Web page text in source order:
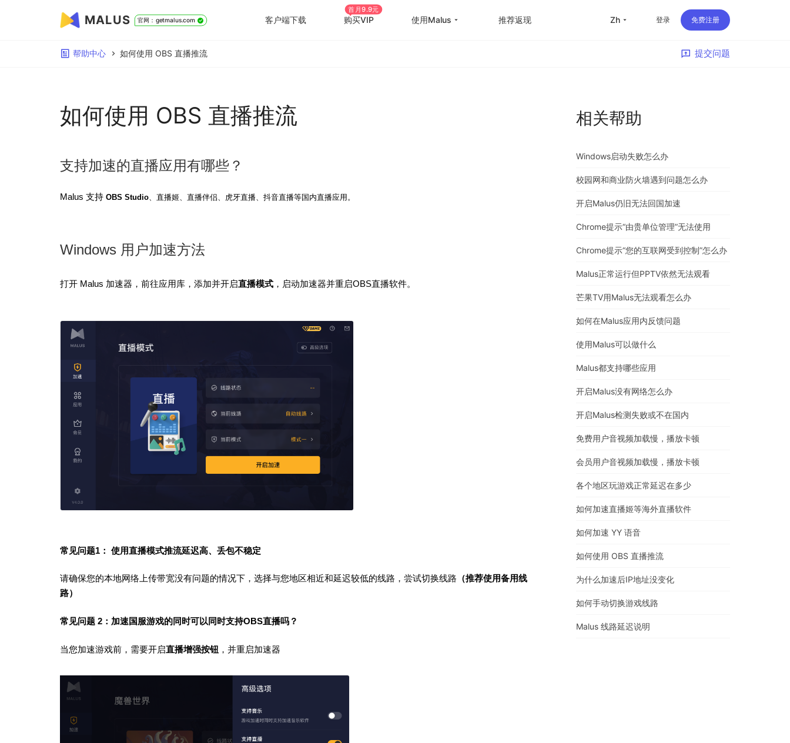
MALUS 官网：getmalus.com 客户端下载 购买VIP
首月9.9元
使用Malus 推荐返现 zh 登录 免费注册
帮助中心 如何使用 OBS 直播推流 提交问题
如何使用 OBS 直播推流
支持加速的直播应用有哪些？
Malus 支持 OBS Studio、直播姬、直播伴侣、虎牙直播、抖音直播等国内直播应用。
Windows 用户加速方法
打开 Malus 加速器，前往应用库，添加并开启直播模式 ，启动加速器并重启OBS直播软件。
常见问题1： 使用直播模式推流延迟高、丢包不稳定
请确保您的本地网络上传带宽没有问题的情况下，选择与您地区相近和延迟较低的线路，尝试切换线路 （推荐使用备用线
路）
常见问题 2：加速国服游戏的同时可以同时支持OBS直播吗？
当您加速游戏前，需要开启直播增强按钮 ，并重启加速器
相关帮助
Windows启动失败怎么办
校园网和商业防火墙遇到问题怎么办
开启Malus仍旧无法回国加速
Chrome提示“由贵单位管理”无法使用
Chrome提示“您的互联网受到控制”怎么办
Malus正常运行但PPTV依然无法观看
芒果TV用Malus无法观看怎么办
如何在Malus应用内反馈问题
使用Malus可以做什么
Malus都支持哪些应用
开启Malus没有网络怎么办
开启Malus检测失败或不在国内
免费用户音视频加载慢，播放卡顿
会员用户音视频加载慢，播放卡顿
各个地区玩游戏正常延迟在多少
如何加速直播姬等海外直播软件
如何加速 YY 语音
如何使用 OBS 直播推流
为什么加速后IP地址没变化
如何手动切换游戏线路
Malus 线路延迟说明